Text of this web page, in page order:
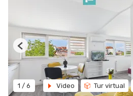
1 / 6 Video Tur virtual
Previous